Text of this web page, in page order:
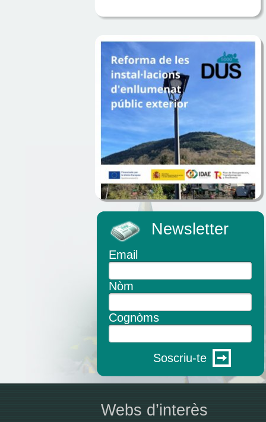
Newsletter
Email
Nòm
Cognòms
Soscriu-te
Webs d’interès